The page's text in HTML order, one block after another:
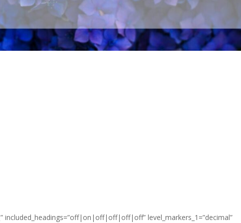
included_headings=”off|on|off|off|off|off” level_markers_1=”decimal”